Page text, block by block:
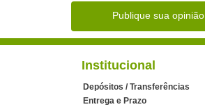
Publique sua opinião
Institucional
Depósitos / Transferências
Entrega e Prazo